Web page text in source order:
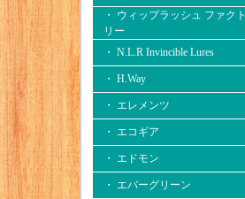
・ ウィップラッシュ ファクト
リー
・ N.L.R Invincible Lures
・ H.Way
・ エレメンツ
・ エコギア
・ エドモン
・ エバーグリーン